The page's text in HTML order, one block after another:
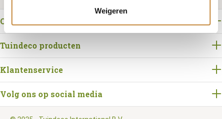
Weigeren
Over Tuindeco
Tuindeco producten
Klantenservice
Volg ons op social media